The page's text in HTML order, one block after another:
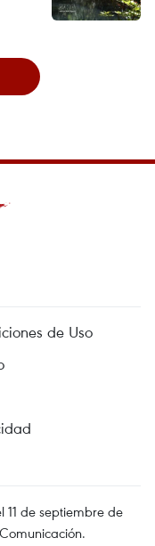
de Uso
11 de septiembre de